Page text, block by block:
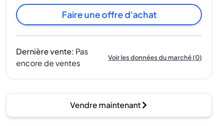
Faire une offre d'achat
Dernière vente: Pas
encore de ventes
Voir les données du marché(0)
Vendre maintenant